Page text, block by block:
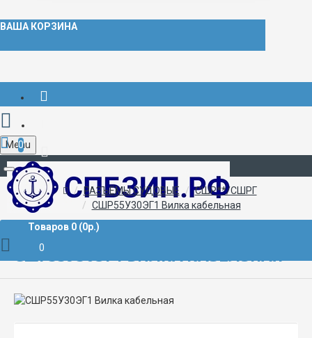
ВАША КОРЗИНА
+7 (812) 507-02-72
Menu
0
Товаров 0 (0р.)
0
РАЗЪЁМЫ СУДОВЫЕ
СШР**/СШРГ
СШР55У30ЭГ1 Вилка кабельная
СШР55У30ЭГ1 ВИЛКА КАБЕЛЬНАЯ